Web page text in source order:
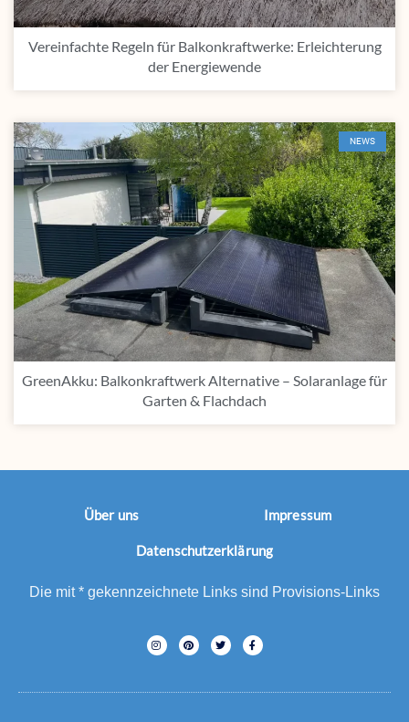
Vereinfachte Regeln für Balkonkraftwerke: Erleichterung
der Energiewende
NEWS
GreenAkku: Balkonkraftwerk Alternative – Solaranlage für
Garten & Flachdach
Über uns Impressum
Datenschutzerklärung
Die mit * gekennzeichnete Links sind Provisions-Links